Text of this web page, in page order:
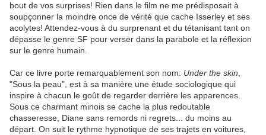
bout de vos surprises! Rien dans le film ne me prédisposait à
soupçonner la moindre once de vérité que cache Isserley et ses
acolytes! Attendez-vous à du surprenant et du tétanisant tant on
dépasse le genre SF pour verser dans la parabole et la réflexion
sur le genre humain.
Car ce livre porte remarquablement son nom: Under the skin
"Sous la peau", est à sa manière une étude sociologique qui
inspire à chacun le goût de regarder derrière les apparences.
Sous ce charmant minois se cache la plus redoutable
chasseresse, Diane sans remords ni regrets... du moins au
départ. On suit le rythme hypnotique de ses trajets en voitures,